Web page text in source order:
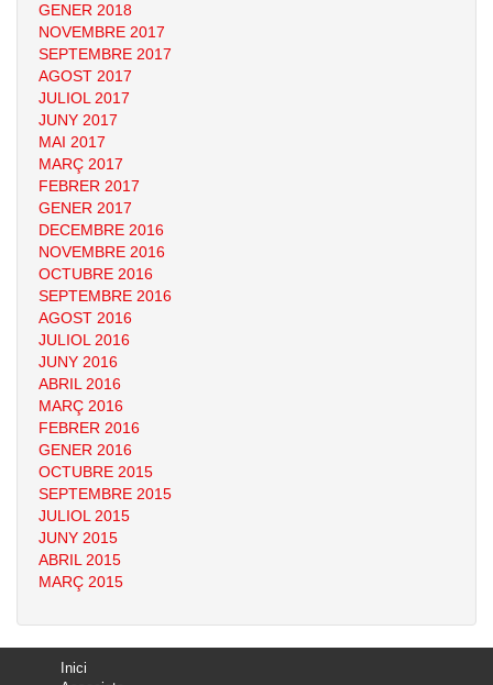
GENER 2018
NOVEMBRE 2017
SEPTEMBRE 2017
AGOST 2017
JULIOL 2017
JUNY 2017
MAI 2017
MARÇ 2017
FEBRER 2017
GENER 2017
DECEMBRE 2016
NOVEMBRE 2016
OCTUBRE 2016
SEPTEMBRE 2016
AGOST 2016
JULIOL 2016
JUNY 2016
ABRIL 2016
MARÇ 2016
FEBRER 2016
GENER 2016
OCTUBRE 2015
SEPTEMBRE 2015
JULIOL 2015
JUNY 2015
ABRIL 2015
MARÇ 2015
Inici